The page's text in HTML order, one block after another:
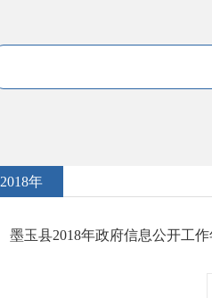
2018年
墨玉县2018年政府信息公开工